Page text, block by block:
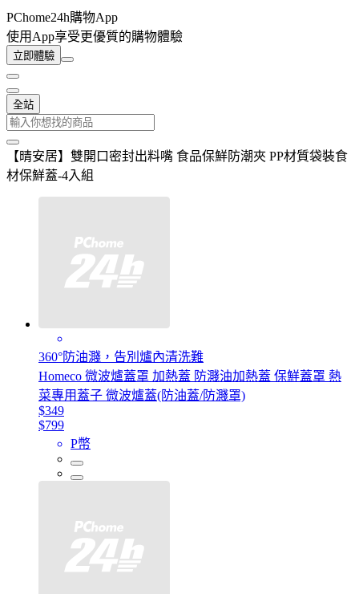
PChome24h購物App
使用App享受更優質的購物體驗
立即體驗
全站
【晴安居】雙開口密封出料嘴 食品保鮮防潮夾 PP材質袋裝食
材保鮮蓋-4入組
360°防油濺，告別爐內清洗難
Homeco 微波爐蓋罩 加熱蓋 防濺油加熱蓋 保鮮蓋罩 熱
菜專用蓋子 微波爐蓋(防油蓋/防濺罩)
$349
$799
P幣